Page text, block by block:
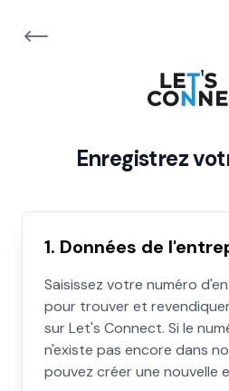
Enregistrez
1. Données de
Saisissez votre numéro
pour trouver et
sur Let's Connect. Si le
n'existe pas encore dans
pouvez créer une nouvelle